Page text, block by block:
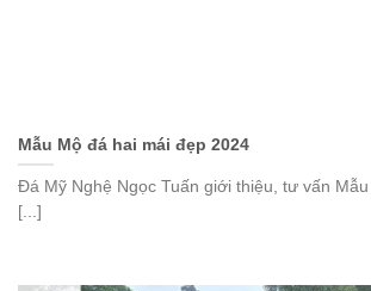
Mẫu Mộ đá hai mái đẹp 2024
Đá Mỹ Nghệ Ngọc Tuấn giới thiệu, tư vấn
[...]